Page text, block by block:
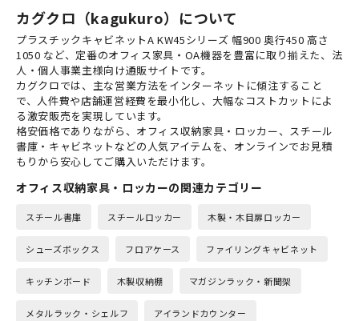
カグクロ（kagukuro）について
プラスチックキャビネットA KW45シリーズ 幅900 奥行450 高さ
1050 など、定番のオフィス家具・OA機器を豊富に取り揃えた、法
人・個人事業主様向け通販サイトです。
カグクロでは、主な営業方法をインターネットに傾注すること
で、人件費や店舗運営経費を最小化し、大幅なコストカットによ
る激安販売を実現しています。
格安価格でありながら、オフィス収納家具・ロッカー、スチール
書庫・キャビネットなどの人気アイテムを、オンラインでお見積
もりから安心してご購入いただけます。
オフィス収納家具・ロッカーの関連カテゴリー
スチール書庫 スチールロッカー 木製・木目扉ロッカー
シューズボックス フロアケース ファイリングキャビネット
キッチンボード 木製収納棚 マガジンラック・新聞架
メタルラック・シェルフ アイランドカウンター